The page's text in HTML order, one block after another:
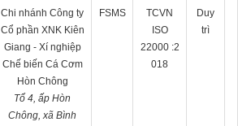
Chi nhánh Công ty
Cổ phần XNK Kiên
Giang - Xí nghiệp
Chế biến Cá Cơm
Hòn Chông
Tổ 4, ấp Hòn
Chông, xã Bình
FSMS
TCVN
ISO
22000 :2
018
Duy
trì